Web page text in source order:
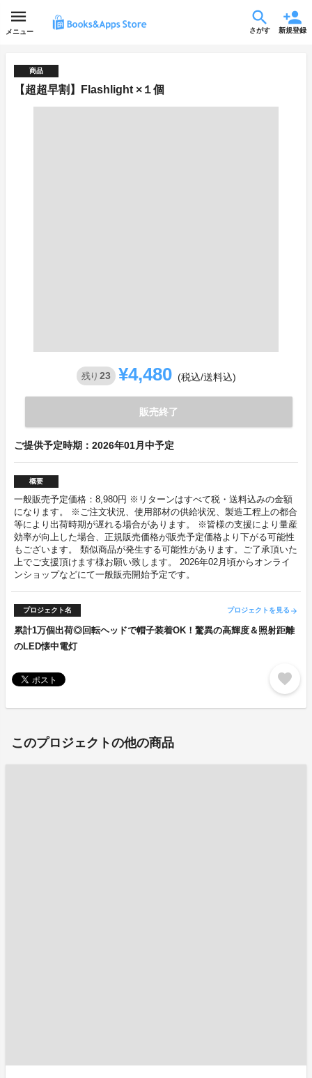
メニュー さがす 新規登録
商品
【超超早割】Flashlight ×１個
残り 23 ¥4,480 (税込/送料込)
販売終了
ご提供予定時期：2026年01月中予定
概要
一般販売予定価格：8,980円 ※リターンはすべて税・送料込みの金額
になります。 ※ご注文状況、使用部材の供給状況、製造工程上の都合
等により出荷時期が遅れる場合があります。 ※皆様の支援により量産
効率が向上した場合、正規販売価格が販売予定価格より下がる可能性
もございます。 類似商品が発生する可能性があります。ご了承頂いた
上でご支援頂けます様お願い致します。 2026年02月頃からオンライ
ンショップなどにて一般販売開始予定です。
プロジェクト名 プロジェクトを見る arrow_forward
累計1万個出荷◎回転ヘッドで帽子装着OK！驚異の高輝度＆照射距離
のLED懐中電灯
favorite
このプロジェクトの他の商品